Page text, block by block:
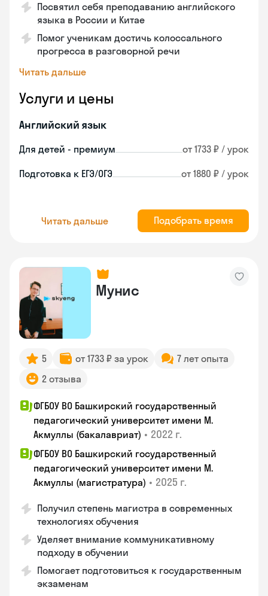
Посвятил себя преподаванию английского
языка в России и Китае
Помог ученикам достичь колоссального
прогресса в разговорной речи
Читать дальше
Услуги и цены
Английский язык
Для детей - премиум от 1733 ₽ / урок
Подготовка к ЕГЭ/ОГЭ от 1880 ₽ / урок
Читать дальше Подобрать время
Мунис
5 от 1733 ₽ за урок
7 лет опыта
2 отзыва
ФГБОУ ВО Башкирский государственный
педагогический университет имени М.
Акмуллы (бакалавриат) • 2022 г.
ФГБОУ ВО Башкирский государственный
педагогический университет имени М.
Акмуллы (магистратура) • 2025 г.
Получил степень магистра в современных
технологиях обучения
Уделяет внимание коммуникативному
подходу в обучении
Помогает подготовиться к государственным
экзаменам